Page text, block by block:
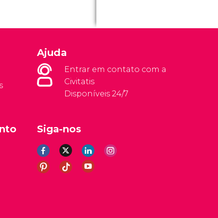
Ajuda
Entrar em contato com a
Civitatis
Disponíveis 24/7
Siga-nos